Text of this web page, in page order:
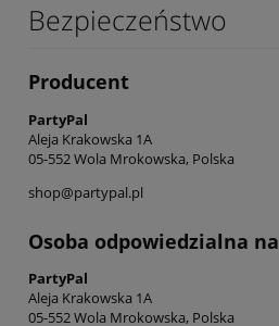
Bezpieczeństwo
Producent
PartyPal
Aleja Krakowska 1A
05-552 Wola Mrokowska, Polska
shop@partypal.pl
Osoba odpowiedzialna
PartyPal
Aleja Krakowska 1A
05-552 Wola Mrokowska, Polska